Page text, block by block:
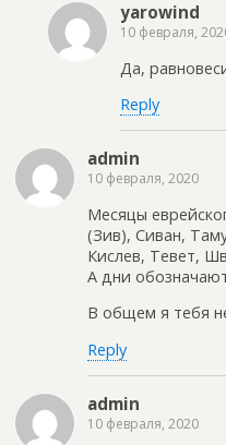
yarowind
10 февраля,
Да,
Reply
admin
10 февраля, 2020
Месяцы
(Зив), Сиван,
Кислев, Тевет,
А дни
В общем я тебя
Reply
admin
10 февраля, 2020